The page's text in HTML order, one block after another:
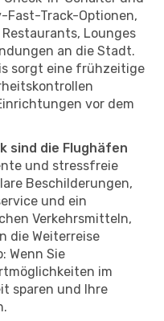
Fast-Track-Optionen,
Lounges
an die Stadt.
sorgt eine frühzeitige
vor dem
sind die Flughäfen
und stressfreie
Beschilderungen,
und ein
Verkehrsmitteln,
die Weiterreise
Wenn Sie
im
sparen und Ihre